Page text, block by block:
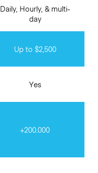
Daily, Hourly, & multi-
day
Up to $2,500
Yes
+200.000